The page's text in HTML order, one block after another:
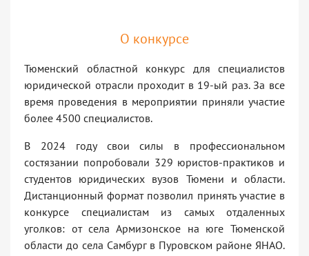
О конкурсе
Тюменский областной конкурс для специалистов
юридической отрасли проходит в 19-ый раз. За все
время проведения в мероприятии приняли участие
более 4500 специалистов.
В 2024 году свои силы в профессиональном
состязании попробовали 329 юристов-практиков и
студентов юридических вузов Тюмени и области.
Дистанционный формат позволил принять участие в
конкурсе специалистам из самых отдаленных
уголков: от села Армизонское на юге Тюменской
области до села Самбург в Пуровском районе ЯНАО.